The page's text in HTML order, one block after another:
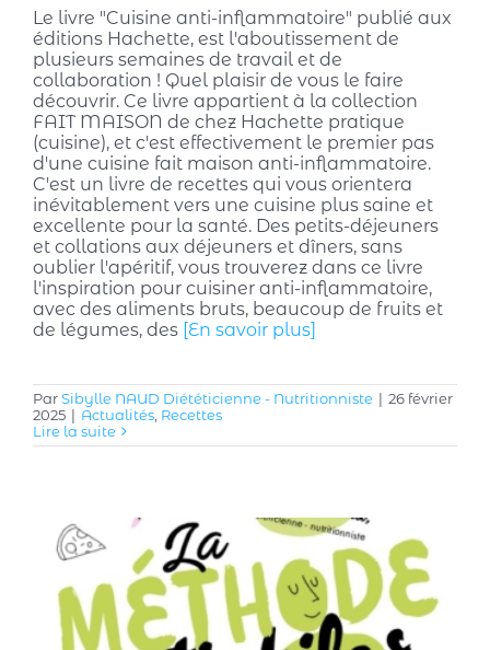
Le livre "Cuisine anti-inflammatoire" publié aux
éditions Hachette, est l'aboutissement de
plusieurs semaines de travail et de
collaboration ! Quel plaisir de vous le faire
découvrir. Ce livre appartient à la collection
FAIT MAISON de chez Hachette pratique
(cuisine), et c'est effectivement le premier pas
d'une cuisine fait maison anti-inflammatoire.
C'est un livre de recettes qui vous orientera
inévitablement vers une cuisine plus saine et
excellente pour la santé. Des petits-déjeuners
et collations aux déjeuners et dîners, sans
oublier l'apéritif, vous trouverez dans ce livre
l'inspiration pour cuisiner anti-inflammatoire,
avec des aliments bruts, beaucoup de fruits et
de légumes, des [En savoir plus]
ParSibylle NAUD Diététicienne - Nutritionniste | 26 février
2025 | Actualités, Recettes
Lire la suite